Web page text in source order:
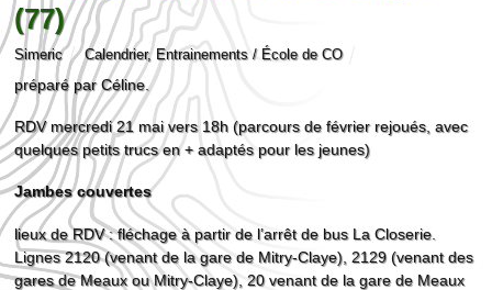
(77)
Simeric Calendrier, Entrainements / École de CO
préparé par Céline.
RDV mercredi 21 mai vers 18h (parcours de février rejoués, avec
quelques petits trucs en + adaptés pour les jeunes)
Jambes couvertes
lieux de RDV : fléchage à partir de l’arrêt de bus La Closerie.
Lignes 2120 (venant de la gare de Mitry-Claye), 2129 (venant des
gares de Meaux ou Mitry-Claye), 20 venant de la gare de Meaux